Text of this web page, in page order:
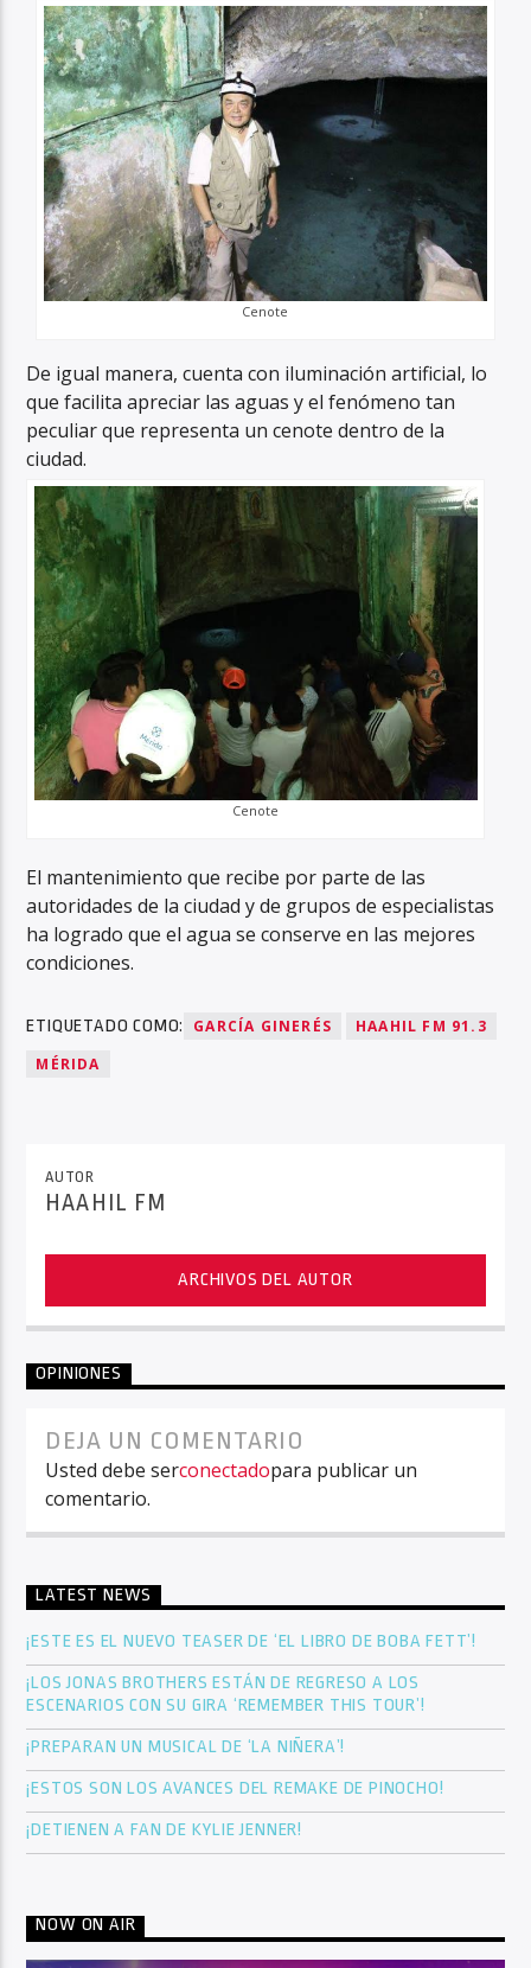
Cenote
De igual manera, cuenta con iluminación artificial, lo
que facilita apreciar las aguas y el fenómeno tan
peculiar que representa un cenote dentro de la
ciudad.
Cenote
El mantenimiento que recibe por parte de las
autoridades de la ciudad y de grupos de especialistas
ha logrado que el agua se conserve en las mejores
condiciones.
ETIQUETADO COMO: GARCÍA GINERÉS
HAAHIL FM 91.3
MÉRIDA
AUTOR
HAAHIL FM
ARCHIVOS DEL AUTOR
OPINIONES
DEJA UN COMENTARIO
Usted debe serconectadopara publicar un
comentario.
LATEST NEWS
¡ESTE ES EL NUEVO TEASER DE ‘EL LIBRO DE BOBA FETT’!
¡LOS JONAS BROTHERS ESTÁN DE REGRESO A LOS
ESCENARIOS CON SU GIRA ‘REMEMBER THIS TOUR’!
¡PREPARAN UN MUSICAL DE ‘LA NIÑERA’!
¡ESTOS SON LOS AVANCES DEL REMAKE DE PINOCHO!
¡DETIENEN A FAN DE KYLIE JENNER!
NOW ON AIR